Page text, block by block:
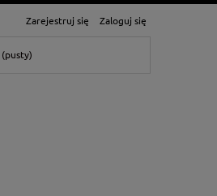
Zarejestruj się Zaloguj się
(pusty)